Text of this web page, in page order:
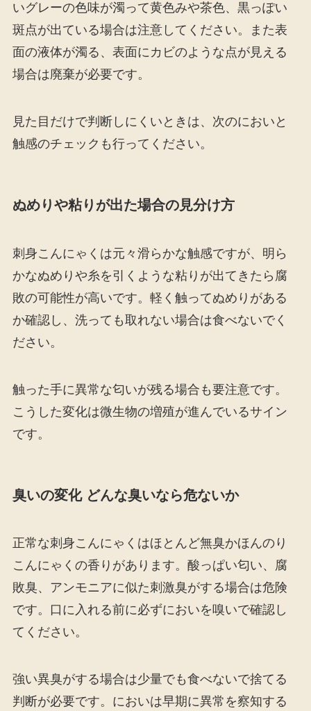
いグレーの色味が濁って黄色みや茶色、黒っぽい
斑点が出ている場合は注意してください。また表
面の液体が濁る、表面にカビのような点が見える
場合は廃棄が必要です。
見た目だけで判断しにくいときは、次のにおいと
触感のチェックも行ってください。
ぬめりや粘りが出た場合の見分け方
刺身こんにゃくは元々滑らかな触感ですが、明ら
かなぬめりや糸を引くような粘りが出てきたら腐
敗の可能性が高いです。軽く触ってぬめりがある
か確認し、洗っても取れない場合は食べないでく
ださい。
触った手に異常な匂いが残る場合も要注意です。
こうした変化は微生物の増殖が進んでいるサイン
です。
臭いの変化 どんな臭いなら危ないか
正常な刺身こんにゃくはほとんど無臭かほんのり
こんにゃくの香りがあります。酸っぱい匂い、腐
敗臭、アンモニアに似た刺激臭がする場合は危険
です。口に入れる前に必ずにおいを嗅いで確認し
てください。
強い異臭がする場合は少量でも食べないで捨てる
判断が必要です。においは早期に異常を察知する